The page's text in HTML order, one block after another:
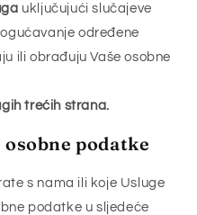
uključujući slučajeve
određene
ili obrađuju Vaše osobne
trećih strana.
podatke
s nama ili koje Usluge
podatke u sljedeće